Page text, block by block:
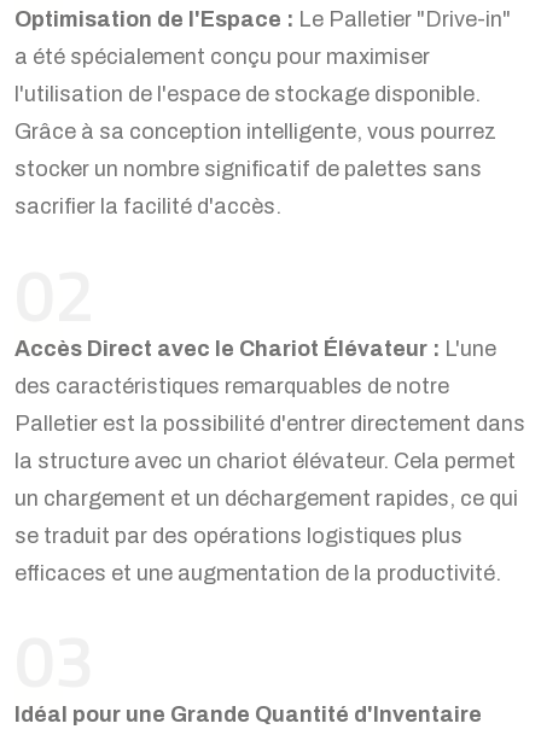
Optimisation de l'Espace : Le Palletier "Drive-in"
a été spécialement conçu pour maximiser
l'utilisation de l'espace de stockage disponible.
Grâce à sa conception intelligente, vous pourrez
stocker un nombre significatif de palettes sans
sacrifier la facilité d'accès.
Accès Direct avec le Chariot Élévateur : L'une
des caractéristiques remarquables de notre
Palletier est la possibilité d'entrer directement dans
la structure avec un chariot élévateur. Cela permet
un chargement et un déchargement rapides, ce qui
se traduit par des opérations logistiques plus
efficaces et une augmentation de la productivité.
Idéal pour une Grande Quantité d'Inventaire